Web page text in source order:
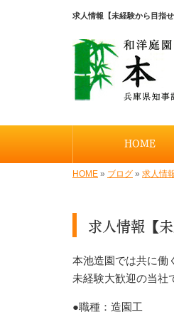
求人情報【未経験から目指
HOME
HOME » ブログ » 求人情
求人情報【
本池造園では共に働
未経験大歓迎の当社
●職種：造園工